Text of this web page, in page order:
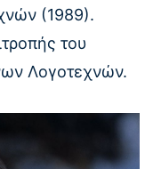
(1989).
του
Λογοτεχνών.